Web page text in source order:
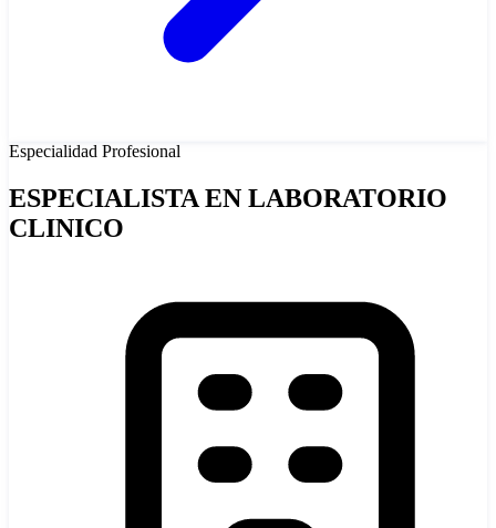
Especialidad Profesional
ESPECIALISTA EN LABORATORIO
CLINICO